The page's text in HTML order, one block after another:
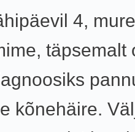
4,
täpsemalt
kõnehäire.